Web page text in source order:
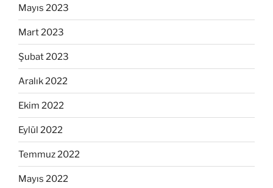
Mayıs 2023
Mart 2023
Şubat 2023
Aralık 2022
Ekim 2022
Eylül 2022
Temmuz 2022
Mayıs 2022